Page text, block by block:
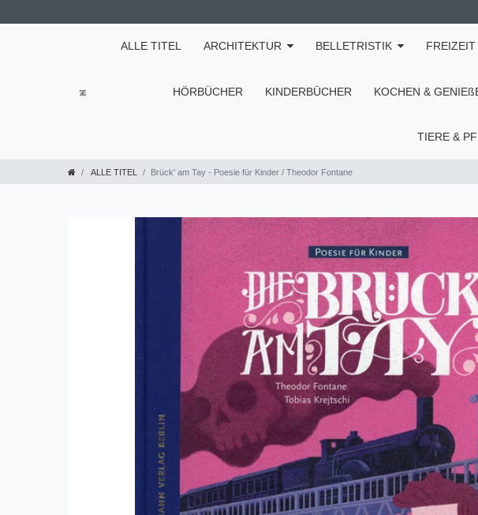
ALLE TITEL ARCHITEKTUR BELLETRISTIK
HÖRBÜCHER KINDERBÜCHER KOCHEN &
TIERE &
ALLE TITEL Brück' am Tay - Poesie für Kinder / Theodor Fontane